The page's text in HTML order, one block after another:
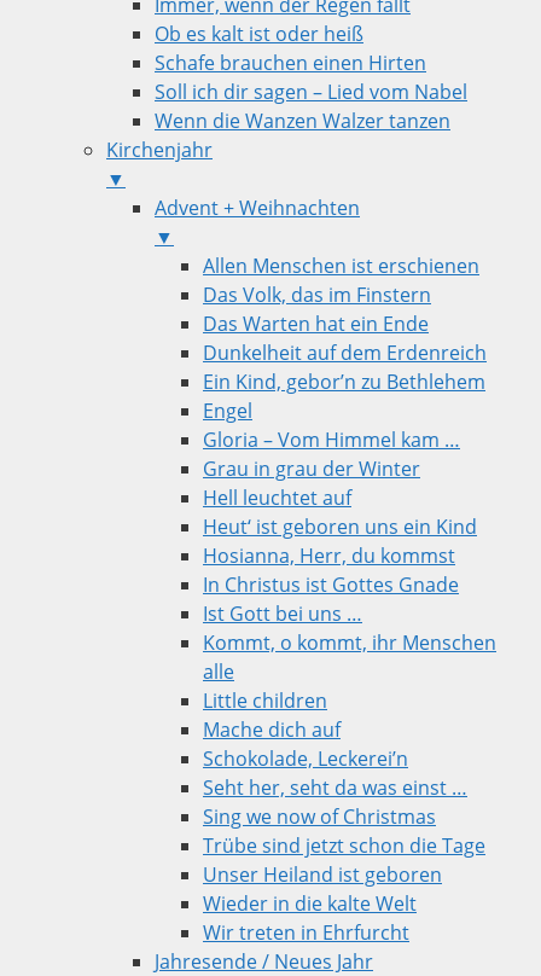
Ob es kalt ist oder heiß
Schafe brauchen einen Hirten
Soll ich dir sagen – Lied vom Nabel
Wenn die Wanzen Walzer tanzen
Kirchenjahr
▼
Advent + Weihnachten
▼
Allen Menschen ist erschienen
Das Volk, das im Finstern
Das Warten hat ein Ende
Dunkelheit auf dem Erdenreich
Ein Kind, gebor’n zu Bethlehem
Engel
Gloria – Vom Himmel kam …
Grau in grau der Winter
Hell leuchtet auf
Heut‘ ist geboren uns ein Kind
Hosianna, Herr, du kommst
In Christus ist Gottes Gnade
Ist Gott bei uns …
Kommt, o kommt, ihr Menschen
alle
Little children
Mache dich auf
Schokolade, Leckerei’n
Seht her, seht da was einst …
Sing we now of Christmas
Trübe sind jetzt schon die Tage
Unser Heiland ist geboren
Wieder in die kalte Welt
Wir treten in Ehrfurcht
Jahresende / Neues Jahr